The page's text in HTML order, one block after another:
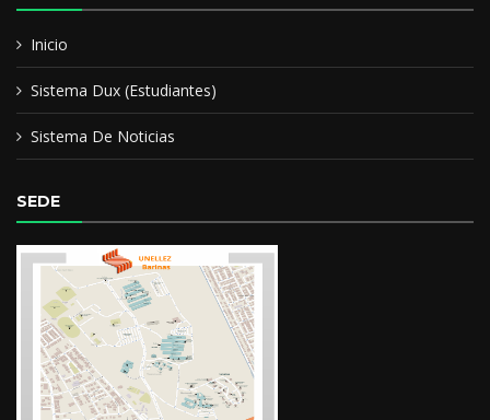
Inicio
Sistema Dux (Estudiantes)
Sistema De Noticias
SEDE